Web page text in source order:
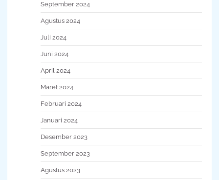
September 2024
Agustus 2024
Juli 2024
Juni 2024
April 2024
Maret 2024
Februari 2024
Januari 2024
Desember 2023
September 2023
Agustus 2023